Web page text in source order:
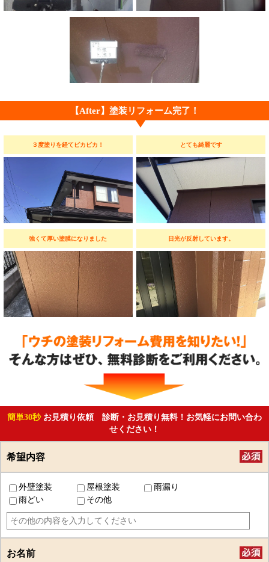
【After】塗装リフォーム完了！
３度塗りを経てピカピカ！ とても綺麗です
強くて厚い塗膜になりました 日光が反射しています。
簡単30秒 お見積り依頼 診断・お見積り無料！お気軽にお問い合わ
せください！
希望内容
外壁塗装 屋根塗装
雨漏り
雨どい
その他
お名前